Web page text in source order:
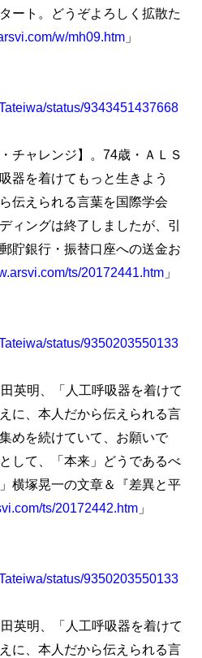
ート。どうぞよろしく拡散た
w/mh09.htm 」
status/9343451437668
チャレンジ】。74歳・ＡＬＳ
器を着けてもっと生きよう
伝えられる言葉を国際学会
ィングは終了しましたが、引
貯銀行・振替口座への送金お
ts/20172441.htm 」
status/9350203550133
英明、「人工呼吸器を着けて
に、本人だから伝えられる言
めを続けていて、お願いで
して、「本来」どうであるべ
横塚晃一の文章＆『差異と平
ts/20172442.htm 」
status/9350203550133
英明、「人工呼吸器を着けて
に、本人だから伝えられる言